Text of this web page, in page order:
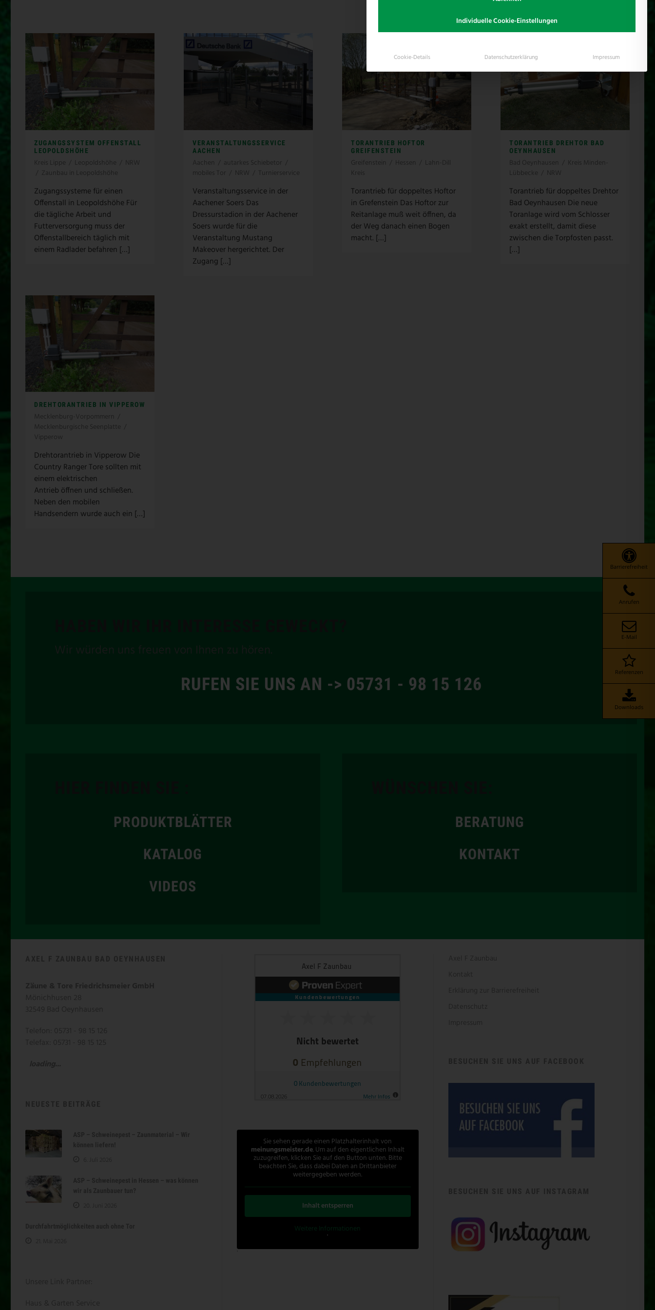
Barrierefreiheit
Anrufen
E-Mail
Referenzen
Downloads
ZUGANGSSYSTEM OFFENSTALL
LEOPOLDSHÖHE
Kreis Lippe Leopoldshöhe
NRW
Zaunbau in Leopoldshöhe
Zugangssysteme für einen
Offenstall in Leopoldshöhe Für
die tägliche Arbeit und
Futterversorgung muss der
Offenstallbereich täglich mit
einem Radlader befahren […]
VERANSTALTUNGSSERVICE
AACHEN
Aachen autarkes Schiebetor
mobiles Tor
NRW Turnierservice
Veranstaltungsservice in der
Aachener Soers Das
Dressurstadion in der Aachener
Soers wurde für die
Veranstaltung Mustang
Makeover hergerichtet. Der
Zugang […]
TORANTRIEB HOFTOR
GREIFENSTEIN
Greifenstein Hessen
Lahn-Dill
Kreis
Torantrieb für doppeltes Hoftor
in Grefenstein Das Hoftor zur
Reitanlage muß weit öffnen, da
der Weg danach einen Bogen
macht. […]
TORANTRIEB DREHTOR BAD
OEYNHAUSEN
Bad Oeynhausen
Kreis Minden-
Lübbecke
NRW
Torantrieb für doppeltes Drehtor
Bad Oeynhausen Die neue
Toranlage wird vom Schlosser
exakt erstellt, damit diese
zwischen die Torpfosten passt.
[…]
DREHTORANTRIEB IN VIPPEROW
Mecklenburg-Vorpommern
Mecklenburgische Seenplatte
Vipperow
Drehtorantrieb in Vipperow Die
Country Ranger Tore sollten mit
einem elektrischen
Antrieb öffnen und schließen.
Neben den mobilen
Handsendern wurde auch ein […]
RUFEN SIE UNS AN -> 05731 - 98 15 126
PRODUKTBLÄTTER
KATALOG
VIDEOS
BERATUNG
KONTAKT
Sie sehen gerade einen Platzhalterinhalt von
meinungsmeister.de. Um auf den eigentlichen Inhalt
zuzugreifen, klicken Sie auf den Button unten. Bitte
beachten Sie, dass dabei Daten an Drittanbieter
weitergegeben werden.
Inhalt entsperren
Weitere Informationen
'
Individuelle Cookie-Einstellungen
Cookie-Details Datenschutzerklärung Impressum